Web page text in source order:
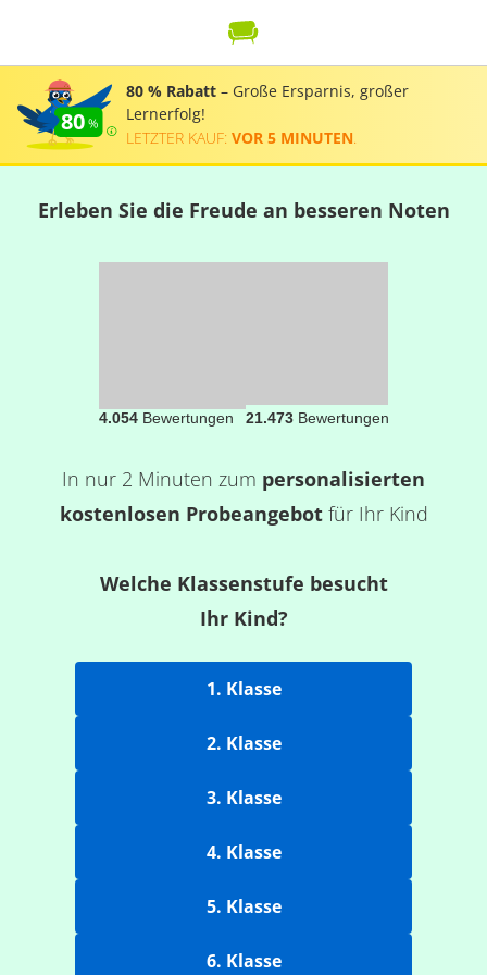
80
80 % Rabatt – Große Ersparnis, großer
Lernerfolg!
LETZTER KAUF: VOR 5 MINUTEN
Erleben Sie die Freude an besseren Noten
4.054Bewertungen 21.473Bewertungen
In nur 2 Minuten zum personalisierten
kostenlosen Probeangebotfür Ihr Kind
Welche Klassenstufe besucht
Ihr Kind?
1. Klasse
2. Klasse
3. Klasse
4. Klasse
5. Klasse
6. Klasse